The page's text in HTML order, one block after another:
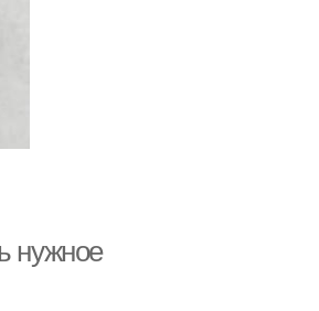
нужное